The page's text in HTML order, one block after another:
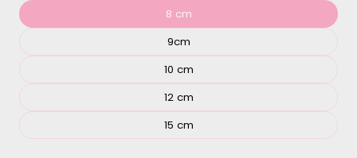
8 cm
9cm
10 cm
12 cm
15 cm